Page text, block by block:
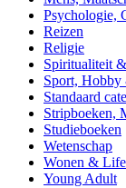
Psychologie,
Reizen
Religie
Spiritualiteit
Sport,
Standaard
Stripboeken,
Studieboeken
Wetenschap
Wonen &
Young Adult